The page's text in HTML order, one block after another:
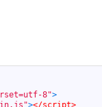
8">
></script>